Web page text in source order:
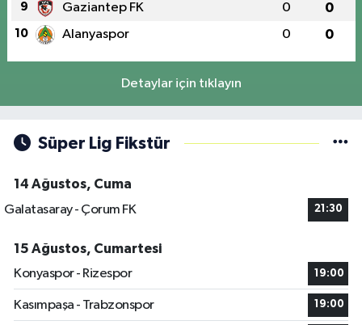
9 Gaziantep FK 0 0
10 Alanyaspor 0 0
Detaylar için tıklayın
Süper Lig Fikstür
14 Ağustos, Cuma
Galatasaray - Çorum FK
21:30
15 Ağustos, Cumartesi
Konyaspor - Rizespor
19:00
Kasımpaşa - Trabzonspor 19:00